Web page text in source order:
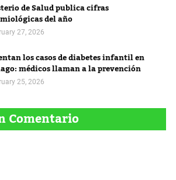
de Salud publica cifras
del año
27, 2026
los casos de diabetes infantil en
médicos llaman a la prevención
25, 2026
Comentario